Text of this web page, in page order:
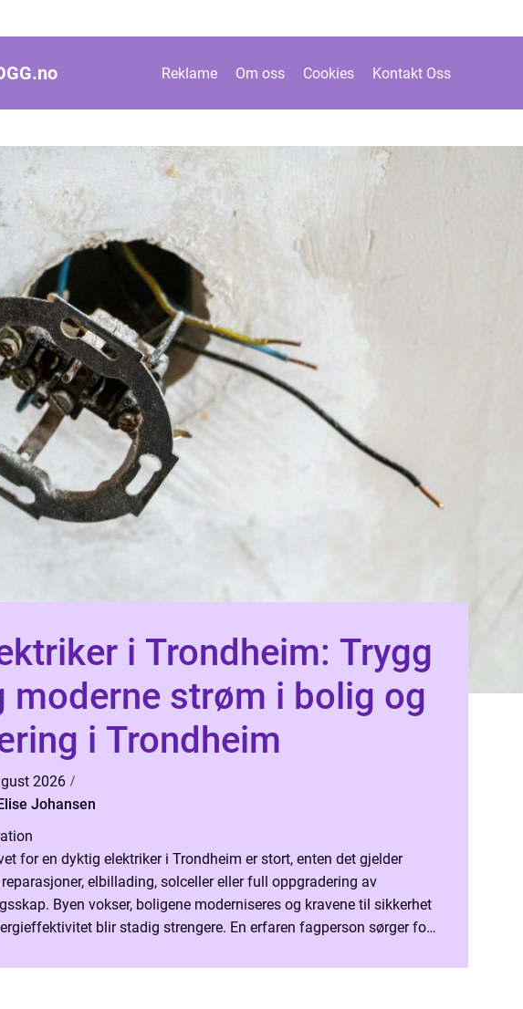
no Reklame Om oss Cookies Kontakt Oss
i Trondheim: Trygg
moderne strøm i bolig og
i Trondheim
2026
Johansen
for en dyktig elektriker i Trondheim er stort, enten det gjelder
elbillading, solceller eller full oppgradering av
Byen vokser, boligene moderniseres og kravene til sikkerhet
blir stadig strengere. En erfaren fagperson sørger for